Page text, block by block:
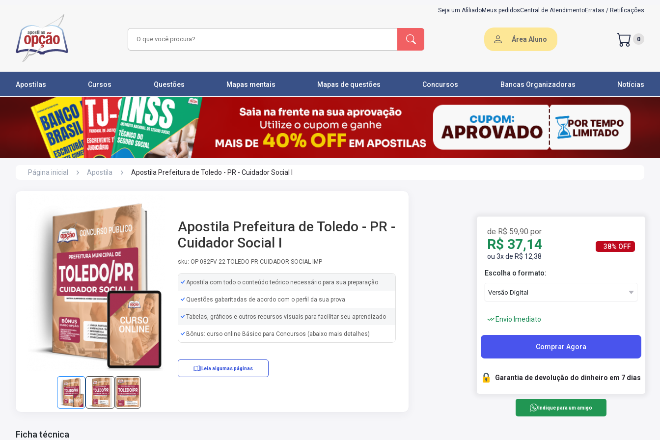
Seja um AfiliadoMeus pedidosCentral de AtendimentoErratas / Retificações
Área Aluno 0
Apostilas Cursos Questões Mapas mentais Mapas de questões Concursos Bancas Organizadoras Notícias
Página inicial Apostila Apostila Prefeitura de Toledo - PR - Cuidador Social I
Apostila Prefeitura de Toledo - PR -
Cuidador Social I
sku: OP-082FV-22-TOLEDO-PR-CUIDADOR-SOCIAL-IMP
Apostila com todo o conteúdo teórico necessário para sua preparação
Questões gabaritadas de acordo com o perfil da sua prova
Tabelas, gráficos e outros recursos visuais para facilitar seu aprendizado
Bônus: curso online Básico para Concursos (abaixo mais detalhes)
Leia algumas páginas
Ficha técnica
de R$ 59,90 por
R$ 37,14
ou 3x de R$ 12,38
38% OFF
Escolha o formato:
Envio Imediato
Comprar Agora
Garantia de devolução do dinheiro em 7 dias
Indique para um amigo